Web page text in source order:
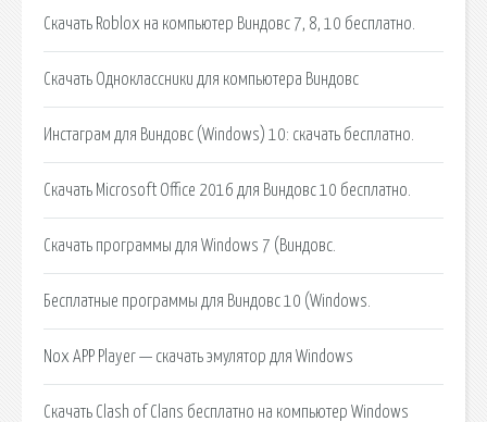
Скачать Roblox на компьютер Виндовс 7, 8, 10 бесплатно.
Скачать Одноклассники для компьютера Виндовс
Инстаграм для Виндовс (Windows) 10: скачать бесплатно.
Скачать Microsoft Office 2016 для Виндовс 10 бесплатно.
Скачать программы для Windows 7 (Виндовс.
Бесплатные программы для Виндовс 10 (Windows.
Nox APP Player — скачать эмулятор для Windows
Скачать Clash of Clans бесплатно на компьютер Windows